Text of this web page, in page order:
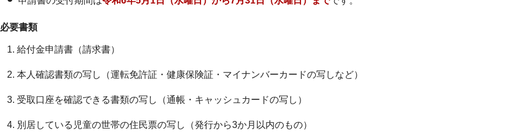
必要書類
1. 給付金申請書（請求書）
2. 本人確認書類の写し（運転免許証・健康保険証・マイナンバーカードの写しなど）
3. 受取口座を確認できる書類の写し（通帳・キャッシュカードの写し）
4. 別居している児童の世帯の住民票の写し（発行から3か月以内のもの）